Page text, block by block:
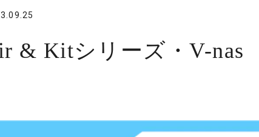
& Kitシリーズ・V-nas